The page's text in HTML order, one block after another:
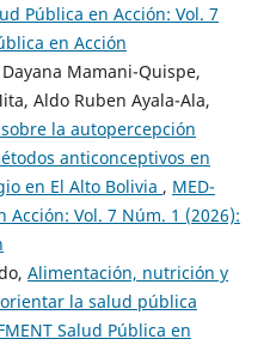
Pública en Acción: Vol. 7
en Acción
Mamani-Quispe,
Aldo Ruben Ayala-Ala,
la autopercepción
anticonceptivos en
en El Alto Bolivia , MED-
Acción: Vol. 7 Núm. 1 (2026):
Alimentación, nutrición y
la salud pública
Salud Pública en